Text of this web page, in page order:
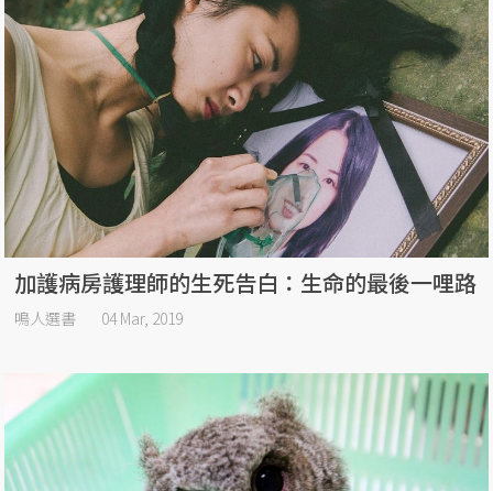
加護病房護理師的生死告白：生命的最後一哩路
鳴人選書 04 Mar, 2019